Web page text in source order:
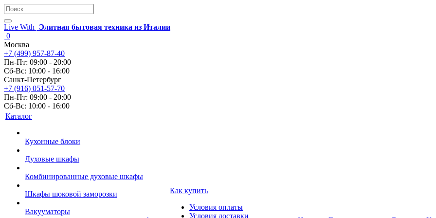
Live With
Элитная бытовая техника из Италии
0
Москва
+7 (499) 957-87-40
Пн-Пт: 09:00 - 20:00
Сб-Вс: 10:00 - 16:00
Санкт-Петербург
+7 (916) 051-57-70
Пн-Пт: 09:00 - 20:00
Сб-Вс: 10:00 - 16:00
Каталог
Кухонные блоки
Духовые шкафы
Комбинированные духовые шкафы
Шкафы шоковой заморозки
Вакууматоры
Как купить
Условия оплаты
Условия доставки